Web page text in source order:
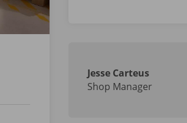
Jesse Carteus
Shop Manager